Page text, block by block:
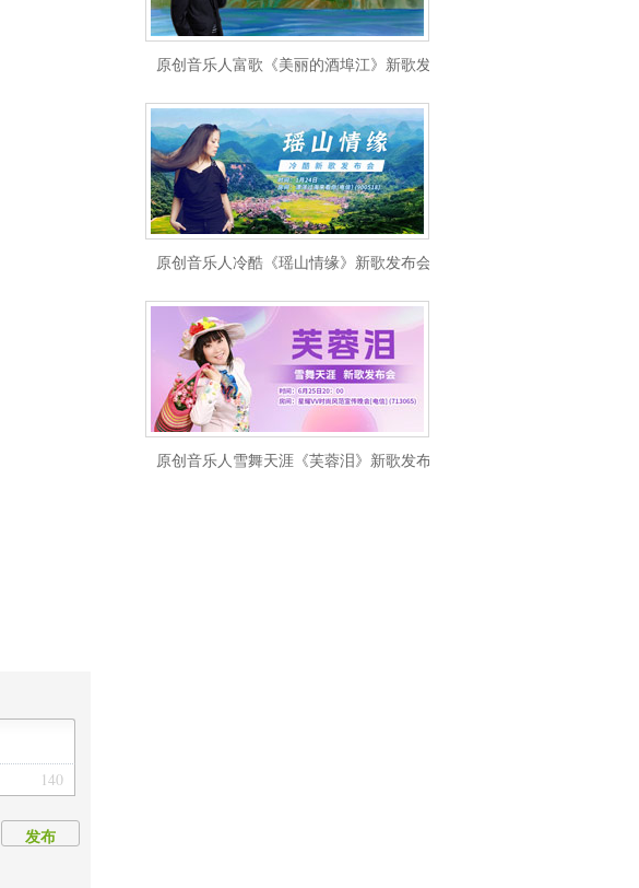
140
发布
原创音乐人富歌《美丽的酒埠江》新歌发布会
原创音乐人冷酷《瑶山情缘》新歌发布会
原创音乐人雪舞天涯《芙蓉泪》新歌发布会